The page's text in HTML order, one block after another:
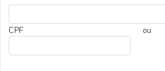
CPF ou